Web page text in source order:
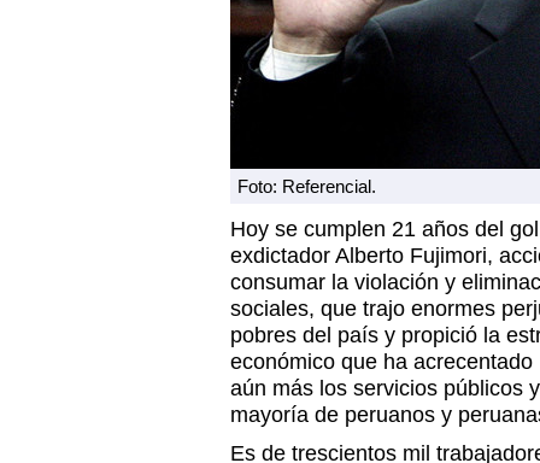
Foto: Referencial.
Hoy se cumplen 21 años del
exdictador Alberto Fujimori,
consumar la violación y
sociales, que trajo enormes
pobres del país y propició la
económico que ha
aún más los servicios públicos
mayoría de peruanos y
Es de trescientos mil